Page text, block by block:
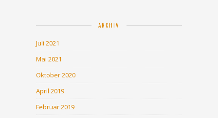
ARCHIV
Juli 2021
Mai 2021
Oktober 2020
April 2019
Februar 2019